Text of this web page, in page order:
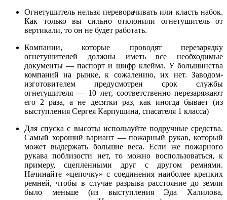
Огнетушитель нельзя переворачивать или класть набок.
Как только вы сильно отклонили огнетушитель от
вертикали, то он не будет работать.
Компании, которые проводят перезарядку
огнетушителей должны иметь все необходимые
документы — паспорт и шифр клейма. У большинства
компаний на рынке, к сожалению, их нет. Заводом-
изготовителем предусмотрен срок службы
огнетушителя — 10 лет, соответственно перезаряжают
его 2 раза, а не десятки раз, как иногда бывает (из
выступления Сергея Карпушина, спасателя 1 класса)
Для спуска с высоты используйте подручные средства.
Самый хороший вариант — пожарный рукав, который
может выдержать большие веса. Если же пожарного
рукава поблизости нет, то можно воспользоваться, к
примеру, сцепленными друг с другом ремнями.
Начинайте «цепочку» с соединения наиболее крепких
ремней, чтобы в случае разрыва расстояние до земли
было меньше (из выступления Эда Халилова,